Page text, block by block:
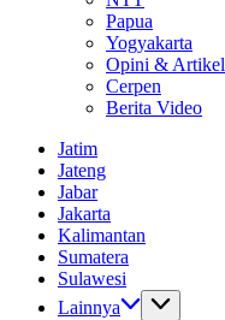
Papua
Yogyakarta
Opini & Artikel
Cerpen
Berita Video
Jatim
Jateng
Jabar
Jakarta
Kalimantan
Sumatera
Sulawesi
Lainnya